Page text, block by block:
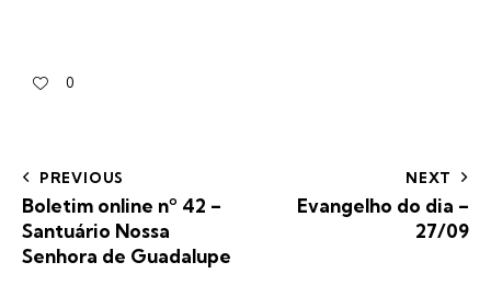
0
PREVIOUS
Boletim online nº 42 –
Santuário Nossa
Senhora de Guadalupe
NEXT
Evangelho do dia –
27/09